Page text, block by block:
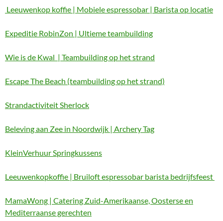
Leeuwenkop koffie | Mobiele espressobar | Barista op locatie
Expeditie RobinZon | Ultieme teambuilding
Wie is de Kwal | Teambuilding op het strand
Escape The Beach (teambuilding op het strand)
Strandactiviteit Sherlock
Beleving aan Zee in Noordwijk | Archery Tag
KleinVerhuur Springkussens
Leeuwenkopkoffie | Bruiloft espressobar barista bedrijfsfeest
MamaWong | Catering Zuid-Amerikaanse, Oosterse en
Mediterraanse gerechten